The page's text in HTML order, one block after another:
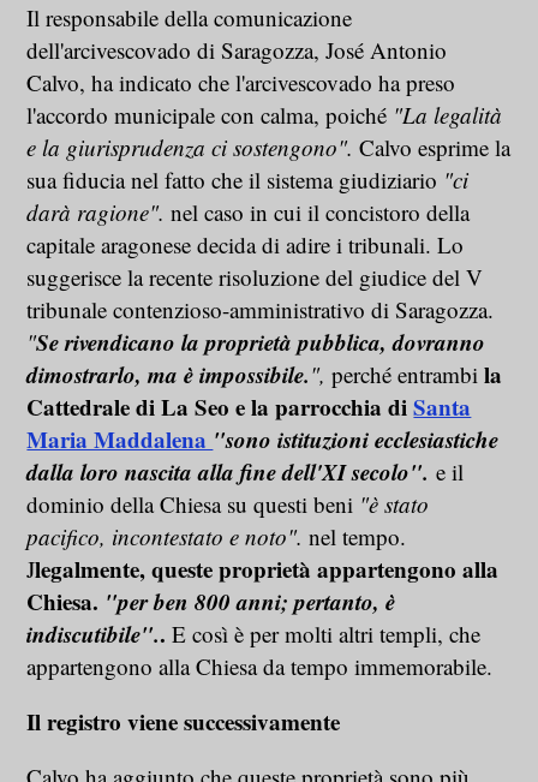
Il responsabile della comunicazione
dell'arcivescovado di Saragozza, José Antonio
Calvo, ha indicato che l'arcivescovado ha preso
l'accordo municipale con calma, poiché "La legalità
e la giurisprudenza ci sostengono". Calvo esprime la
sua fiducia nel fatto che il sistema giudiziario "ci
darà ragione".nel caso in cui il concistoro della
capitale aragonese decida di adire i tribunali. Lo
suggerisce la recente risoluzione del giudice del V
tribunale contenzioso-amministrativo di Saragozza.
"Se rivendicano la proprietà pubblica, dovranno
dimostrarlo, ma è impossibile.", perché entrambi la
Cattedrale di La Seo e la parrocchia diSanta
Maria Maddalena "sono istituzioni ecclesiastiche
dalla loro nascita alla fine dell'XI secolo". e il
dominio della Chiesa su questi beni "è stato
pacifico, incontestato e noto". nel tempo.
Jlegalmente, queste proprietà appartengono alla
Chiesa. "per ben 800 anni; pertanto, è
indiscutibile".. E così è per molti altri templi, che
appartengono alla Chiesa da tempo immemorabile.
Il registro viene successivamente